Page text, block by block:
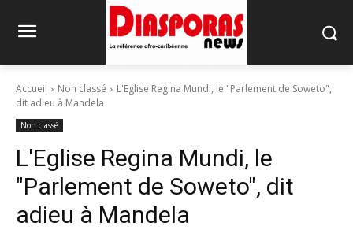
Accueil Non classé
L'Eglise Regina Mundi, le "Parlement de Soweto",
dit adieu à Mandela
Non classé
L'Eglise Regina Mundi, le
"Parlement de Soweto", dit
adieu à Mandela